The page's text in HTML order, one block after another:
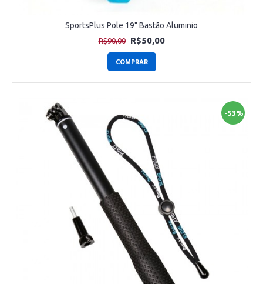
SportsPlus Pole 19" Bastão Aluminio
R$90,00 R$50,00
COMPRAR
-53%